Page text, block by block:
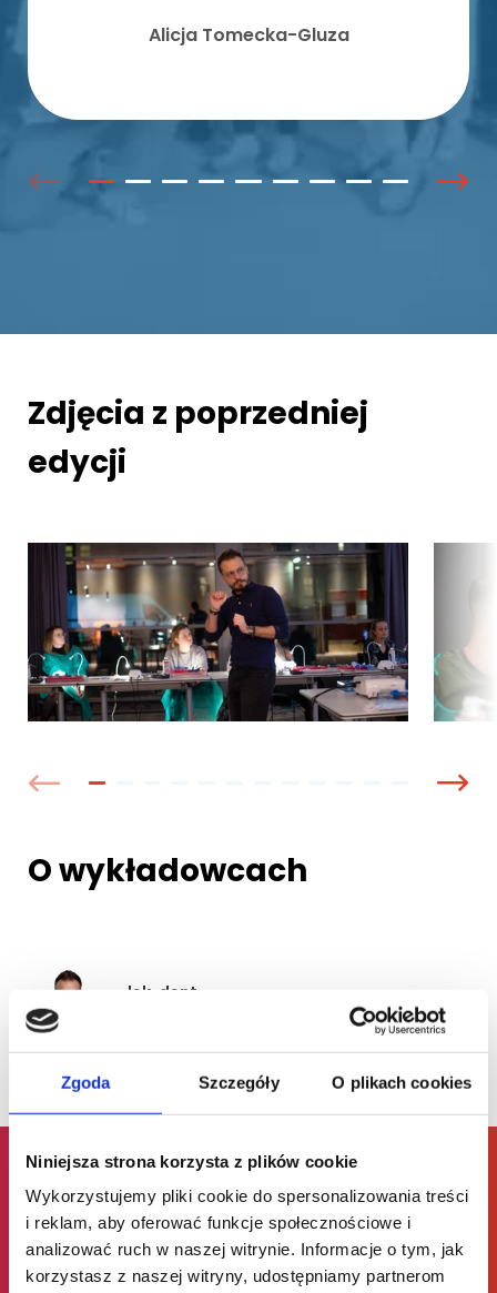
Zgoda Szczegóły O plikach cookies
Niniejsza strona korzysta z plików cookie
Wykorzystujemy pliki cookie do spersonalizowania treści
i reklam, aby oferować funkcje społecznościowe i
analizować ruch w naszej witrynie. Informacje o tym, jak
korzystasz z naszej witryny, udostępniamy partnerom
Alicja Tomecka-Gluza
Zdjęcia z poprzedniej
edycji
O wykładowcach
lek. dent.
Dlaczego my?